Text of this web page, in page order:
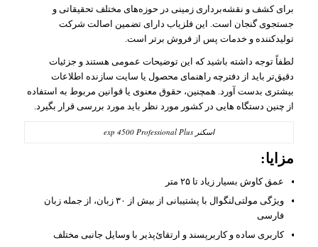
برای کشف و نقشه‌برداری زمینی در حوزه‌های مختلف تحقیقاتی و
جستجوی گنجان است. این فلزیاب دارای تضمین اصالت شرکت
تولیدکننده و خدمات پس از فروش برتر است.
لطفاً توجه داشته باشید که این توضیحات عمومی هستند و جزئیات
دقیق‌تر باید از دفترچه راهنمای محصول یا سایت سازنده اطلاعات
بیشتری بدست آورد. همچنین، حقوق معنوی یا قوانین مربوط به استفاده
از چنین دستگاه‌ هایی در کشور مورد نظر باید مورد بررسی قرار بگیرد.
اسکنر exp 4500 Professional Plus
مزایا:
عمق کاوش بسیار زیاد تا ۲۵ متر
ویژگی مولتی‌لنگوال با پشتیبانی از بیش از ۳۰ زبان، از جمله زبان
فارسی
کاربری ساده و کاربرپسند و ارتقائ‌پذیر با وسایل جانبی مختلف